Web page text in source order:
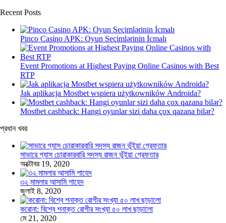
Recent Posts
Pinco Casino APK: Oyun Seçimlərinin İcmalı
Event Promotions at Highest Paying Online Casinos with Best
RTP
Jak aplikacja Mostbet wspiera użytkowników Androida?
Mostbet cashback: Hangi oyunlar sizi daha çox qazana bilər?
প্রধান খবর
সাভারে গ্যাস চোরাকারবারি সদস্য রাজন ভূঁইয়া গ্রেফতার
অক্টোবর 19, 2020
৩২ মামলার আসামি শাহেদ
জুলাই 8, 2020
করোনা: বিশ্বে শনাক্ত রোগীর সংখ্যা ৫০ লাখ ছাড়ালো
মে 21, 2020